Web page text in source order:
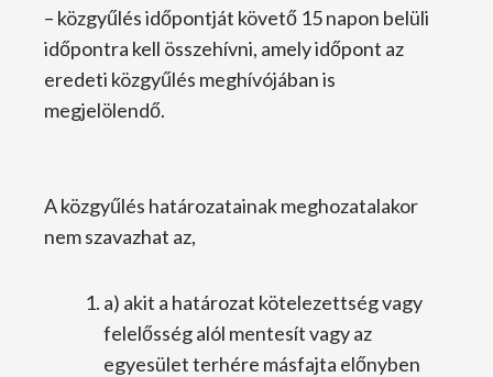
– közgyűlés időpontját követő 15 napon belüli
időpontra kell összehívni, amely időpont az
eredeti közgyűlés meghívójában is
megjelölendő.
A közgyűlés határozatainak meghozatalakor
nem szavazhat az,
a) akit a határozat kötelezettség vagy
felelősség alól mentesít vagy az
egyesület terhére másfajta előnyben